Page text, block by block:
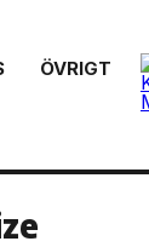
ÖVRIGT